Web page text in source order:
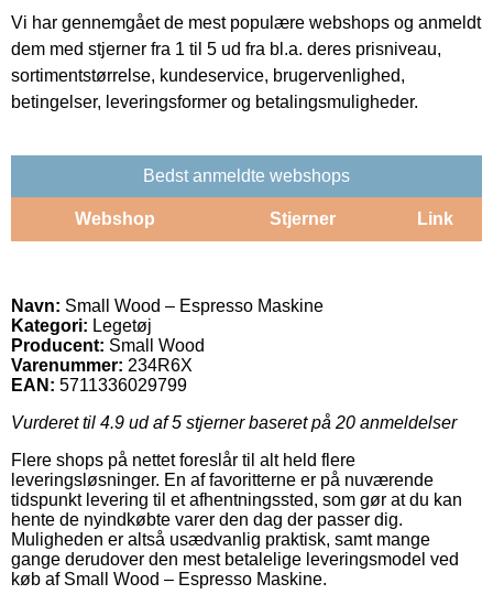
Vi har gennemgået de mest populære webshops og anmeldt
dem med stjerner fra 1 til 5 ud fra bl.a. deres prisniveau,
sortimentstørrelse, kundeservice, brugervenlighed,
betingelser, leveringsformer og betalingsmuligheder.
Bedst anmeldte webshops
Webshop Stjerner Link
Navn: Small Wood – Espresso Maskine
Kategori: Legetøj
Producent: Small Wood
Varenummer: 234R6X
EAN: 5711336029799
Vurderet til 4.9 ud af 5 stjerner baseret på 20 anmeldelser
Flere shops på nettet foreslår til alt held flere
leveringsløsninger. En af favoritterne er på nuværende
tidspunkt levering til et afhentningssted, som gør at du kan
hente de nyindkøbte varer den dag der passer dig.
Muligheden er altså usædvanlig praktisk, samt mange
gange derudover den mest betalelige leveringsmodel ved
køb af Small Wood – Espresso Maskine.